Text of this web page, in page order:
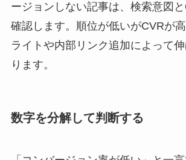
ージョンしない記事は、検索意図
確認します。順位が低いがCVRが
ライトや内部リンク追加によって
ります。
数字を分解して判断する